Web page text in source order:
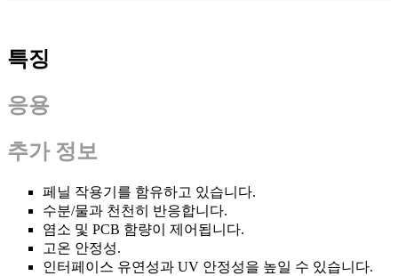
특징
응용
추가 정보
페닐 작용기를 함유하고 있습니다.
수분/물과 천천히 반응합니다.
염소 및 PCB 함량이 제어됩니다.
고온 안정성.
인터페이스 유연성과 UV 안정성을 높일 수 있습니다.